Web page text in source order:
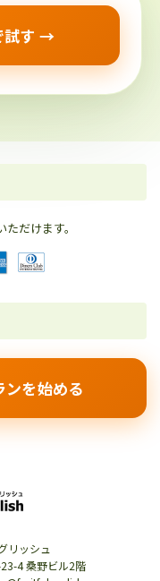
試す →
だけます。
を始める
リッシュ
4 桑野ビル2階